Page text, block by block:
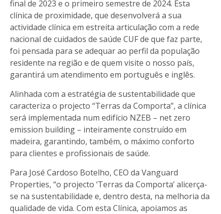
final de 2023 e o primeiro semestre de 2024. Esta
clínica de proximidade, que desenvolverá a sua
actividade clínica em estreita articulação com a rede
nacional de cuidados de saúde CUF de que faz parte,
foi pensada para se adequar ao perfil da população
residente na região e de quem visite o nosso país,
garantirá um atendimento em português e inglês.
Alinhada com a estratégia de sustentabilidade que
caracteriza o projecto “Terras da Comporta”, a clínica
será implementada num edifício NZEB – net zero
emission building – inteiramente construído em
madeira, garantindo, também, o máximo conforto
para clientes e profissionais de saúde.
Para José Cardoso Botelho, CEO da Vanguard
Properties, “o projecto ‘Terras da Comporta’ alicerça-
se na sustentabilidade e, dentro desta, na melhoria da
qualidade de vida. Com esta Clínica, apoiamos as